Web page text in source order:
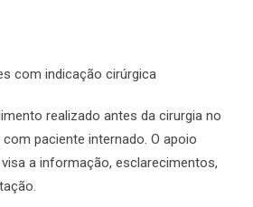
com indicação cirúrgica
realizado antes da cirurgia no
paciente internado. O apoio
a informação, esclarecimentos,